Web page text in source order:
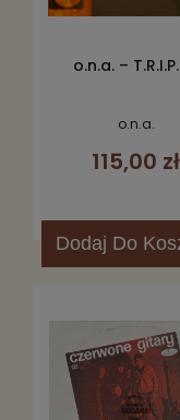
o.n.a. –
o.n.a.
115,00 zł
Dodaj Do